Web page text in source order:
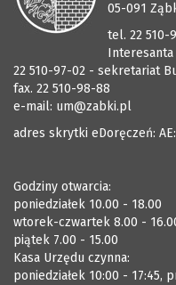
05-091
tel. 22 510-
Interesanta
22 510-97-02 - sekretariat
fax. 22 510-98-88
e-mail: um@zabki.pl
adres skrytki eDoręczeń:
Godziny otwarcia:
poniedziałek 10.00 - 18.00
wtorek-czwartek 8.00 -
piątek 7.00 - 15.00
Kasa Urzędu czynna:
poniedziałek 10:00 - 17:45,